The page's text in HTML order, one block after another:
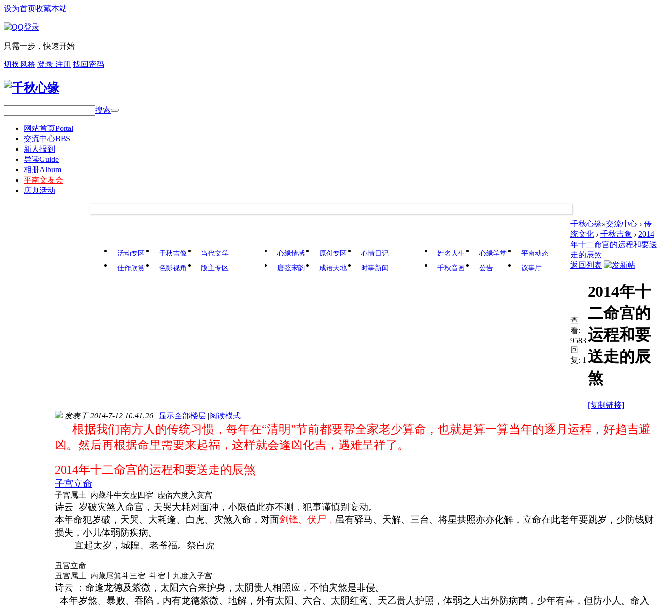
设为首页收藏本站
只需一步，快速开始
切换风格 登录 注册 找回密码
搜索
网站首页Portal
交流中心BBS
新人报到
导读Guide
相册Album
平南文友会
庆典活动
活动专区 千秋吉像
当代文学
佳作欣赏
色影视角 版主专区
心缘情感 原创专区
心情日记
唐弦宋韵
成语天地 时事新闻
姓名人生 心缘学堂
平南动态
千秋音画
公告 议事厅
千秋心缘»交流中心 › 传
统文化 › 千秋吉象 › 2014
年十二命宫的运程和要送
走的辰煞
返回列表
查
看:
9583|
回
复: 1
2014年十
二命宫的
运程和要
送走的辰
煞
[复制链接]
发表于 2014-7-12 10:41:26 | 显示全部楼层 |阅读模式
根据我们南方人的传统习惯，每年在“清明”节前都要帮全家老少算命，也就是算一算当年的逐月运程，好趋吉避
凶。然后再根据命里需要来起福，这样就会逢凶化吉，遇难呈祥了。
2014年十二命宫的运程和要送走的辰煞
子宫立命
子宫属土 内藏斗牛女虚四宿 虚宿六度入亥宫
诗云 岁破灾煞入命宫，天哭大耗对面冲，小限值此亦不测，犯事谨慎别妄动。
本年命犯岁破，天哭、大耗逢、白虎、灾煞入命，对面剑锋、伏尸， 虽有驿马、天解、三台、将星拱照亦亦化解，立命在此老年要跳岁，少防钱财
损失，小儿体弱防疾病。
宜起太岁，城隍、老爷福。祭白虎
丑宫立命
丑宫属土 内藏尾箕斗三宿 斗宿十九度入子宫
诗云
：命逢龙德及紫微，太阳六合来护身，太阴贵人相照应，不怕灾煞是非侵。
本年岁煞、暴败、吞陷，内有龙德紫微、地解，外有太阳、六合、太阴红鸾、天乙贵人护照，体弱之人出外防病菌，少年有喜，但防小人。命入